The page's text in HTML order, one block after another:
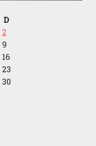
D
2
9
16
23
30